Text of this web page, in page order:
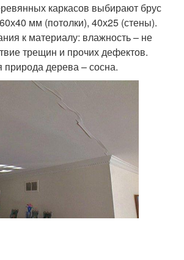
каркасов выбирают брус
мм (потолки), 40х25 (стены).
к материалу: влажность – не
трещин и прочих дефектов.
природа дерева – сосна.